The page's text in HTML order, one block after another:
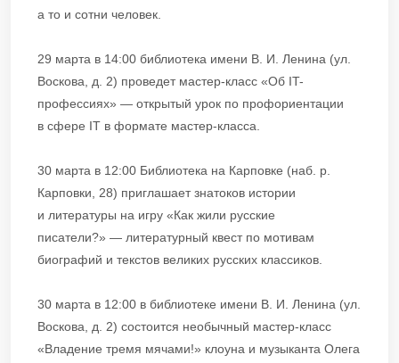
а то и сотни человек.
29 марта в 14:00 библиотека имени В. И. Ленина (ул.
Воскова, д. 2) проведет мастер-класс «Об IT-
профессиях» — открытый урок по профориентации
в сфере IT в формате мастер-класса.
30 марта в 12:00 Библиотека на Карповке (наб. р.
Карповки, 28) приглашает знатоков истории
и литературы на игру «Как жили русские
писатели?» — литературный квест по мотивам
биографий и текстов великих русских классиков.
30 марта в 12:00 в библиотеке имени В. И. Ленина (ул.
Воскова, д. 2) состоится необычный мастер-класс
«Владение тремя мячами!» клоуна и музыканта Олега